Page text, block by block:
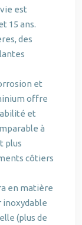
est
15 ans.
des
et
offre
et
à
plus
côtiers
en matière
inoxydable
(plus de